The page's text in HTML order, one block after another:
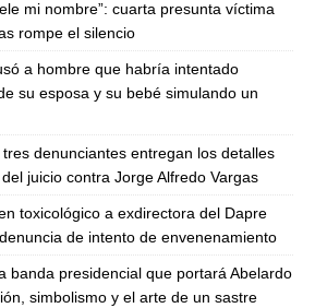
mi nombre”: cuarta presunta víctima
rompe el silencio
a hombre que habría intentado
su esposa y su bebé simulando un
denunciantes entregan los detalles
juicio contra Jorge Alfredo Vargas
toxicológico a exdirectora del Dapre
de intento de envenenamiento
banda presidencial que portará Abelardo
simbolismo y el arte de un sastre